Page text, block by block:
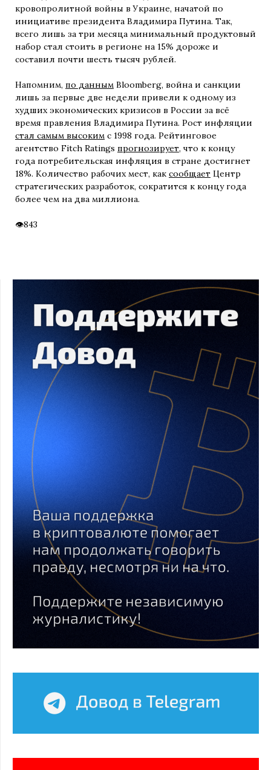
кровопролитной войны в Украине, начатой по
инициативе президента Владимира Путина. Так,
всего лишь за три месяца минимальный продуктовый
набор стал стоить в регионе на 15% дороже и
составил почти шесть тысяч рублей.
Напомним, по данным Bloomberg, война и санкции
лишь за первые две недели привели к одному из
худших экономических кризисов в России за всё
время правления Владимира Путина. Рост инфляции
стал самым высоким с 1998 года. Рейтинговое
агентство Fitch Ratings прогнозирует, что к концу
года потребительская инфляция в стране достигнет
18%. Количество рабочих мест, как сообщает Центр
стратегических разработок, сократится к концу года
более чем на два миллиона.
843